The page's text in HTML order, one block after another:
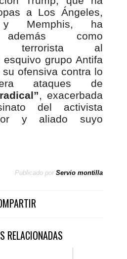
a Los Ángeles,
y Memphis, ha
como
terrorista al
grupo Antifa
ofensiva contra lo
ataques de
, exacerbada
del activista
y aliado suyo
Publicado por Servio montilla
RELACIONADAS